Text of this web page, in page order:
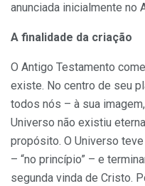
anunciada inicialmente no
A finalidade da criação
O Antigo Testamento
existe. No centro de seu
todos nós – à sua
Universo não existiu
propósito. O Universo
– “no princípio” – e
segunda vinda de Cristo.